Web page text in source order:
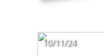
10/11/24